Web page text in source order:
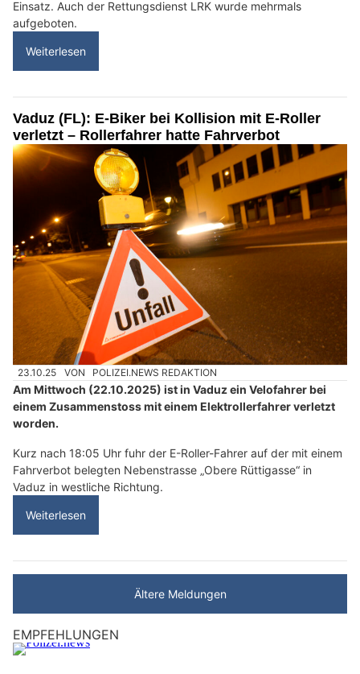
Einsatz. Auch der Rettungsdienst LRK wurde mehrmals
aufgeboten.
Weiterlesen
Vaduz (FL): E-Biker bei Kollision mit E-Roller
verletzt – Rollerfahrer hatte Fahrverbot
23.10.25 VON POLIZEI.NEWS REDAKTION
Am Mittwoch (22.10.2025) ist in Vaduz ein Velofahrer bei
einem Zusammenstoss mit einem Elektrollerfahrer verletzt
worden.
Kurz nach 18:05 Uhr fuhr der E-Roller-Fahrer auf der mit einem
Fahrverbot belegten Nebenstrasse „Obere Rüttigasse“ in
Vaduz in westliche Richtung.
Weiterlesen
Ältere Meldungen
EMPFEHLUNGEN